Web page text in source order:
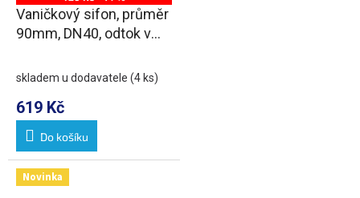
Vaničkový sifon, průměr
90mm, DN40, odtok v
skladem u dodavatele (4 ks)
619 Kč
Do košíku
Novinka